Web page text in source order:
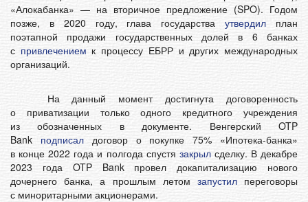
«Алокабанка» — на вторичное предложение (SPO). Годом
позже, в 2020 году, глава государстваутвердил план
поэтапной продажи государственных долей в 6 банках
с привлечением к процессу ЕБРР и других международных
организаций.
На данный момент достигнута договоренность
о приватизации только одного кредитного учреждения
из обозначенных в документе. Венгерский OTP
Bank подписалдоговор о покупке 75% «Ипотека-банка»
в конце 2022 года и полгода спустя закрылсделку. В декабре
2023 года OTP Bank провел докапитализацию нового
дочернего банка, а прошлым летом запустилпереговоры
с миноритарными акционерами.